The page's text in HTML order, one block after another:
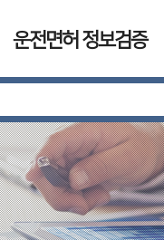
운전면허 정보검증